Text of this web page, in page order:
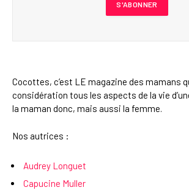
Cocottes, c’est LE magazine des mamans
considération tous les aspects de la vie
la maman donc, mais aussi la femme.
Nos autrices :
Audrey Longuet
Capucine Muller